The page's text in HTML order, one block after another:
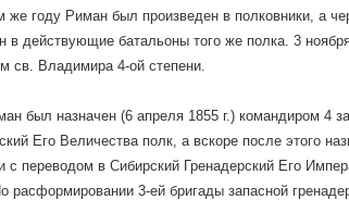
же году Риман был произведен в полковники, а
в действующие батальоны того же полка. 3
св. Владимира 4-ой степени.
был назначен (6 апреля 1855 г.) командиром 4
Его Величества полк, а вскоре после этого
с переводом в Сибирский Гренадерский Его
расформировании 3-ей бригады запасной